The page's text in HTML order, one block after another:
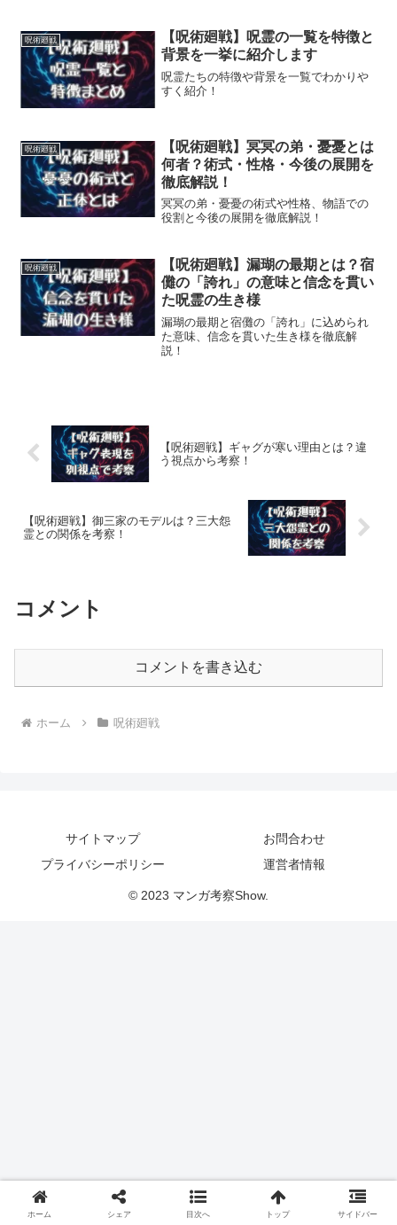
呪術廻戦
【呪術廻戦】呪霊の一覧を特徴と
背景を一挙に紹介します
呪霊たちの特徴や背景を一覧でわかりや
すく紹介！
呪術廻戦
【呪術廻戦】冥冥の弟・憂憂とは
何者？術式・性格・今後の展開を
徹底解説！
冥冥の弟・憂憂の術式や性格、物語での
役割と今後の展開を徹底解説！
呪術廻戦
【呪術廻戦】漏瑚の最期とは？宿
儺の「誇れ」の意味と信念を貫い
た呪霊の生き様
漏瑚の最期と宿儺の「誇れ」に込められ
た意味、信念を貫いた生き様を徹底解
説！
【呪術廻戦】ギャグが寒い理由とは？違
う視点から考察！
【呪術廻戦】御三家のモデルは？三大怨
霊との関係を考察！
コメント
コメントを書き込む
ホーム 呪術廻戦
サイトマップ
お問合わせ
プライバシーポリシー
運営者情報
© 2023 マンガ考察Show.
ホーム シェア 目次へ トップ サイドバー